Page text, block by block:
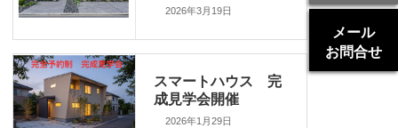
2026年3月19日
スマートハウス 完
成見学会開催
2026年1月29日
メール
お問合せ